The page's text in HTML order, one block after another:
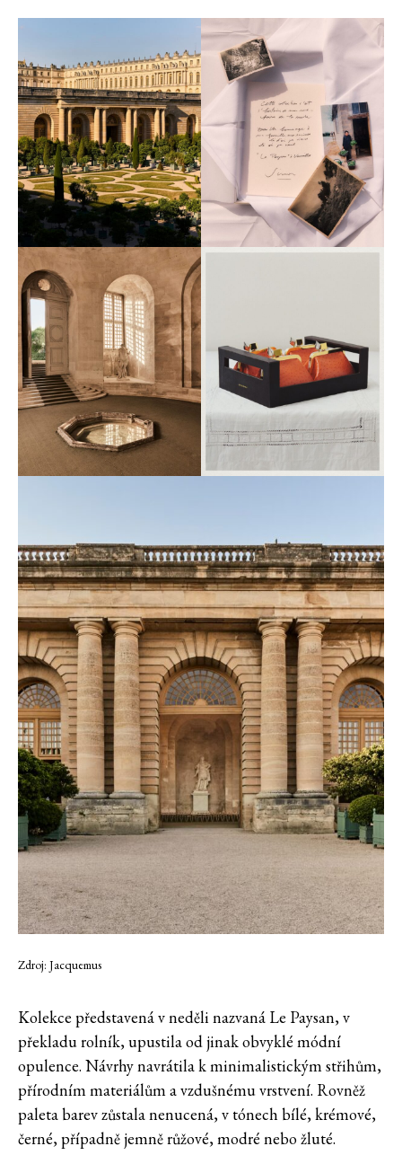
Zdroj: Jacquemus
Kolekce představená v neděli nazvaná Le Paysan, v
překladu rolník, upustila od jinak obvyklé módní
opulence. Návrhy navrátila k minimalistickým střihům,
přírodním materiálům a vzdušnému vrstvení. Rovněž
paleta barev zůstala nenucená, v tónech bílé, krémové,
černé, případně jemně růžové, modré nebo žluté.